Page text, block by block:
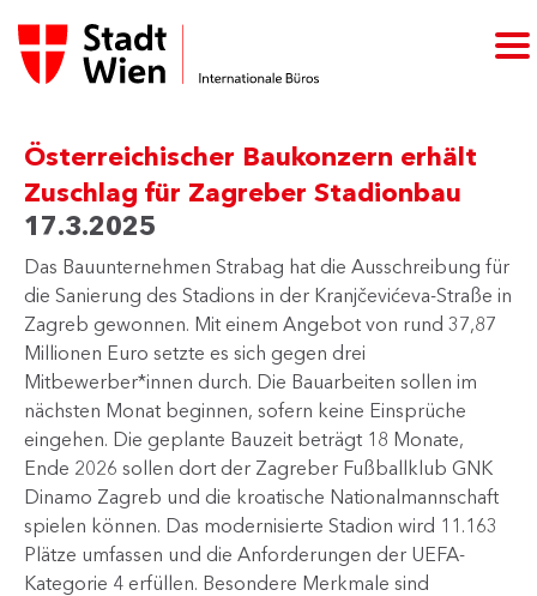
Österreichischer Baukonzern erhält
Zuschlag für Zagreber Stadionbau
17.3.2025
Das Bauunternehmen Strabag hat die Ausschreibung für
die Sanierung des Stadions in der Kranjčevićeva-Straße in
Zagreb gewonnen. Mit einem Angebot von rund 37,87
Millionen Euro setzte es sich gegen drei
Mitbewerber*innen durch. Die Bauarbeiten sollen im
nächsten Monat beginnen, sofern keine Einsprüche
eingehen. Die geplante Bauzeit beträgt 18 Monate,
Ende 2026 sollen dort der Zagreber Fußballklub GNK
Dinamo Zagreb und die kroatische Nationalmannschaft
spielen können. Das modernisierte Stadion wird 11.163
Plätze umfassen und die Anforderungen der UEFA-
Kategorie 4 erfüllen. Besondere Merkmale sind